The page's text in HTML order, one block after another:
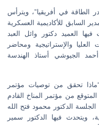
الطاقة في أفريقيا”، ويترأس
السابق للأكاديمية العسكرية
فيها العميد دكتور وائل العبد
العليا والإستراتيجية ومحاضر
أحمد الجيوشي أستاذ الهندسة
“ماذا تحقق من توصيات مؤتمر
من مؤتمر المناخ القادم
الجلسة الدكتور محمود فتح الله
ويتحدث فيها الدكتور سمير